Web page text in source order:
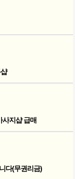
지샵 급매
다(무권리금)